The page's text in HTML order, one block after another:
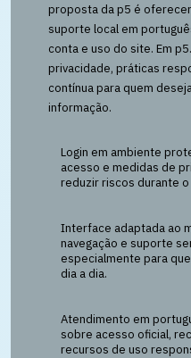
proposta da p5 é
suporte local em
conta e uso do site. Em
privacidade, práticas
contínua para quem
informação.
Login em ambiente
acesso e medidas de
reduzir riscos durante o
Interface adaptada ao
navegação e suporte
especialmente para
dia a dia.
Atendimento em
sobre acesso oficial,
recursos de uso